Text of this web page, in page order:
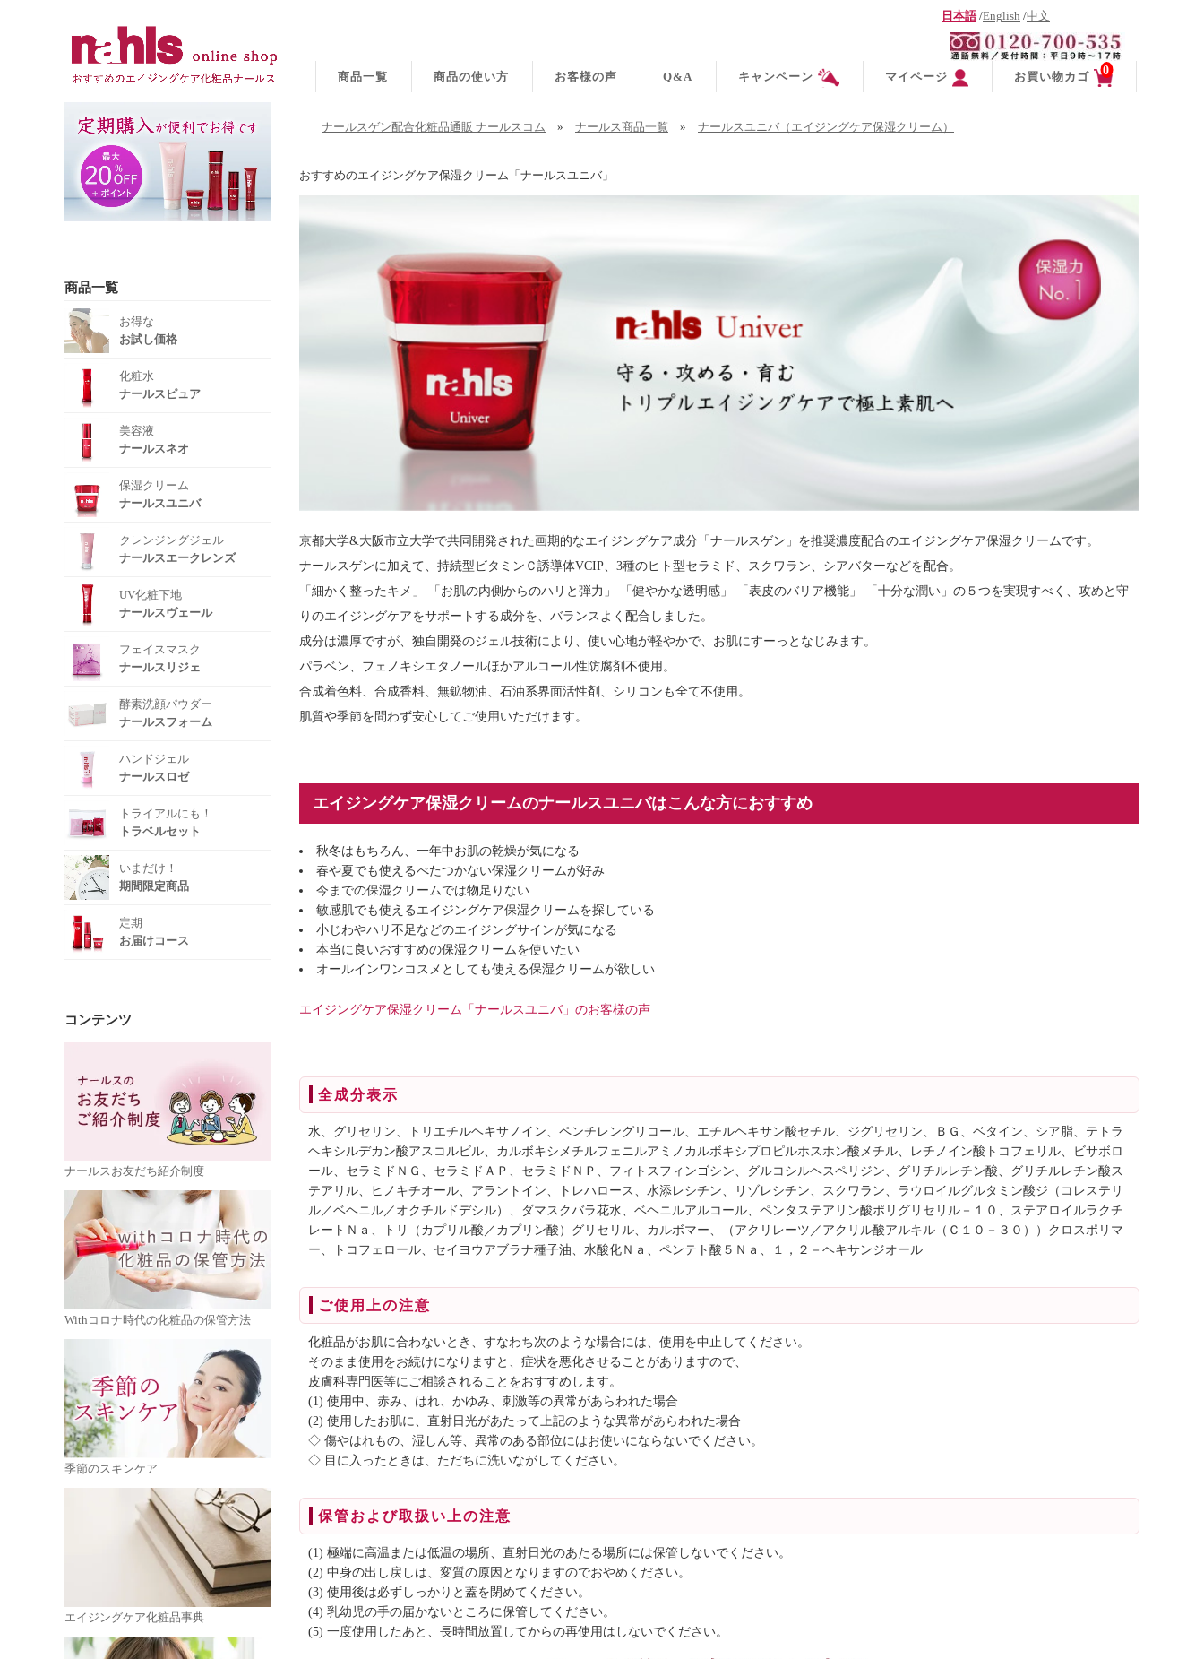
日本語/English /中文
商品一覧 商品の使い方 お客様の声 Q&A キャンペーン マイページ お買い物カゴ 0
商品一覧
お得な
お試し価格
化粧水
ナールスピュア
美容液
ナールスネオ
保湿クリーム
ナールスユニバ
クレンジングジェル
ナールスエークレンズ
UV化粧下地
ナールスヴェール
フェイスマスク
ナールスリジェ
酵素洗顔パウダー
ナールスフォーム
ハンドジェル
ナールスロゼ
トライアルにも！
トラベルセット
いまだけ！
期間限定商品
定期
お届けコース
コンテンツ
ナールスお友だち紹介制度
Withコロナ時代の化粧品の保管方法
季節のスキンケア
エイジングケア化粧品事典
ナールスゲン配合化粧品通販 ナールスコム » ナールス商品一覧 » ナールスユニバ（エイジングケア保湿クリーム）
おすすめのエイジングケア保湿クリーム「ナールスユニバ」
京都大学&大阪市立大学で共同開発された画期的なエイジングケア成分「ナールスゲン」を推奨濃度配合のエイジングケア保湿クリームです。
ナールスゲンに加えて、持続型ビタミンＣ誘導体VCIP、3種のヒト型セラミド、スクワラン、シアバターなどを配合。
「細かく整ったキメ」 「お肌の内側からのハリと弾力」 「健やかな透明感」 「表皮のバリア機能」 「十分な潤い」の５つを実現すべく、攻めと守
りのエイジングケアをサポートする成分を、バランスよく配合しました。
成分は濃厚ですが、独自開発のジェル技術により、使い心地が軽やかで、お肌にすーっとなじみます。
パラベン、フェノキシエタノールほかアルコール性防腐剤不使用。
合成着色料、合成香料、無鉱物油、石油系界面活性剤、シリコンも全て不使用。
肌質や季節を問わず安心してご使用いただけます。
エイジングケア保湿クリームのナールスユニバはこんな方におすすめ
秋冬はもちろん、一年中お肌の乾燥が気になる
春や夏でも使えるべたつかない保湿クリームが好み
今までの保湿クリームでは物足りない
敏感肌でも使えるエイジングケア保湿クリームを探している
小じわやハリ不足などのエイジングサインが気になる
本当に良いおすすめの保湿クリームを使いたい
オールインワンコスメとしても使える保湿クリームが欲しい
エイジングケア保湿クリーム「ナールスユニバ」のお客様の声
全成分表示
水、グリセリン、トリエチルヘキサノイン、ペンチレングリコール、エチルヘキサン酸セチル、ジグリセリン、ＢＧ、ベタイン、シア脂、テトラ
ヘキシルデカン酸アスコルビル、カルボキシメチルフェニルアミノカルボキシプロピルホスホン酸メチル、レチノイン酸トコフェリル、ビサボロ
ール、セラミドＮＧ、セラミドＡＰ、セラミドＮＰ、フィトスフィンゴシン、グルコシルヘスペリジン、グリチルレチン酸、グリチルレチン酸ス
テアリル、ヒノキチオール、アラントイン、トレハロース、水添レシチン、リゾレシチン、スクワラン、ラウロイルグルタミン酸ジ（コレステリ
ル／ベヘニル／オクチルドデシル）、ダマスクバラ花水、ベヘニルアルコール、ペンタステアリン酸ポリグリセリル－１０、ステアロイルラクチ
レートＮａ、トリ（カプリル酸／カプリン酸）グリセリル、カルボマー、（アクリレーツ／アクリル酸アルキル（Ｃ１０－３０））クロスポリマ
ー、トコフェロール、セイヨウアブラナ種子油、水酸化Ｎａ、ペンテト酸５Ｎａ、１，２－ヘキサンジオール
ご使用上の注意
化粧品がお肌に合わないとき、すなわち次のような場合には、使用を中止してください。
そのまま使用をお続けになりますと、症状を悪化させることがありますので、
皮膚科専門医等にご相談されることをおすすめします。
(1) 使用中、赤み、はれ、かゆみ、刺激等の異常があらわれた場合
(2) 使用したお肌に、直射日光があたって上記のような異常があらわれた場合
◇ 傷やはれもの、湿しん等、異常のある部位にはお使いにならないでください。
◇ 目に入ったときは、ただちに洗いながしてください。
保管および取扱い上の注意
(1) 極端に高温または低温の場所、直射日光のあたる場所には保管しないでください。
(2) 中身の出し戻しは、変質の原因となりますのでおやめください。
(3) 使用後は必ずしっかりと蓋を閉めてください。
(4) 乳幼児の手の届かないところに保管してください。
(5) 一度使用したあと、長時間放置してからの再使用はしないでください。